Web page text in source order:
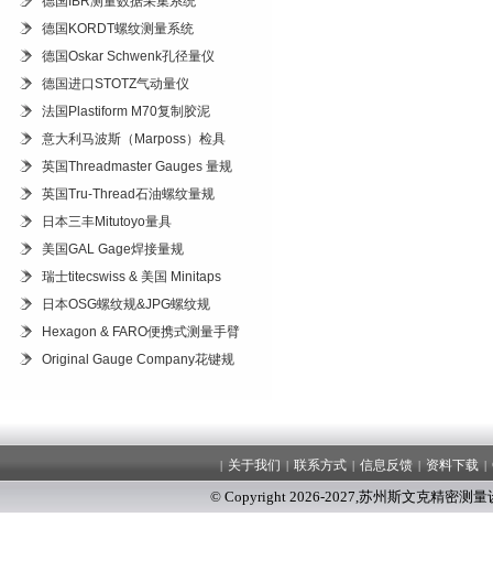
德国KORDT螺纹测量系统
德国Oskar Schwenk孔径量仪
德国进口STOTZ气动量仪
法国Plastiform M70复制胶泥
意大利马波斯（Marposs）检具
英国Threadmaster Gauges 量规
英国Tru-Thread石油螺纹量规
日本三丰Mitutoyo量具
美国GAL Gage焊接量规
瑞士titecswiss & 美国 Minitaps
日本OSG螺纹规&JPG螺纹规
Hexagon & FARO便携式测量手臂
Original Gauge Company花键规
| 关于我们 | 联系方式 | 信息反馈 | 资料下载 |
© Copyright 2026-2027,苏州斯文克精密测量